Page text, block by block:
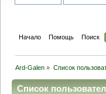
Начало Помощь Поиск
Ard-Galen » Список
Список